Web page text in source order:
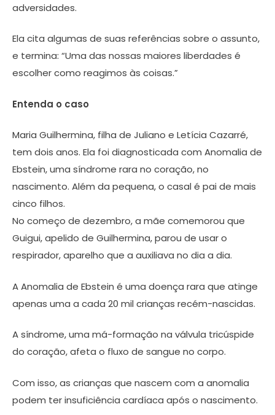
adversidades.
Ela cita algumas de suas referências sobre o assunto,
e termina: “Uma das nossas maiores liberdades é
escolher como reagimos às coisas.”
Entenda o caso
Maria Guilhermina, filha de Juliano e Letícia Cazarré,
tem dois anos. Ela foi diagnosticada com Anomalia de
Ebstein, uma síndrome rara no coração, no
nascimento. Além da pequena, o casal é pai de mais
cinco filhos.
No começo de dezembro, a mãe comemorou que
Guigui, apelido de Guilhermina, parou de usar o
respirador, aparelho que a auxiliava no dia a dia.
A Anomalia de Ebstein é uma doença rara que atinge
apenas uma a cada 20 mil crianças recém-nascidas.
A síndrome, uma má-formação na válvula tricúspide
do coração, afeta o fluxo de sangue no corpo.
Com isso, as crianças que nascem com a anomalia
podem ter insuficiência cardíaca após o nascimento.